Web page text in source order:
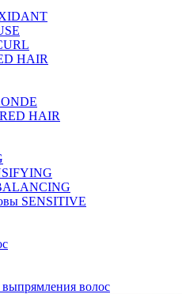
HAIR
HAIR
SENSITIVE
выпрямления волос